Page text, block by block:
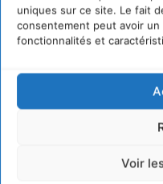
uniques sur ce site. Le fait
consentement peut avoir
fonctionnalités et
Voir
Lire aussi
Soutenir un
socio-écosystèmes
économique